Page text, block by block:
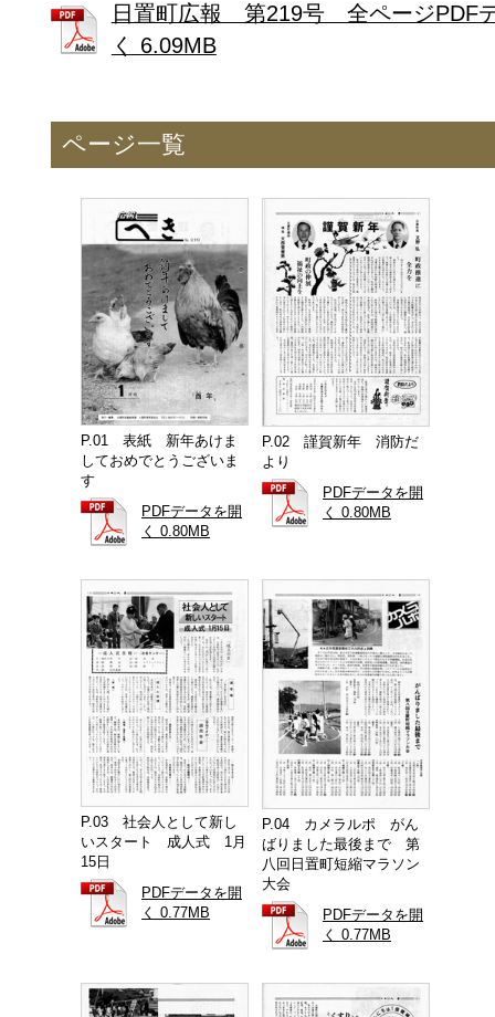
日置町広報 第219号 全ページPDF
く 6.09MB
ページ一覧
P.01 表紙 新年あけま
しておめでとうございま
す
PDFデータを開
く 0.80MB
P.02 謹賀新年 消防だ
より
PDFデータを開
く 0.80MB
P.03 社会人として新し
いスタート 成人式 1月
15日
PDFデータを開
く 0.77MB
P.04 カメラルポ がん
ばりました最後まで 第
八回日置町短縮マラソン
大会
PDFデータを開
く 0.77MB